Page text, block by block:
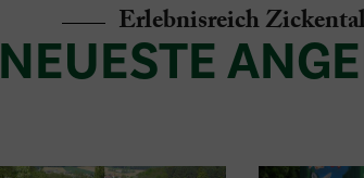
Erlebnisreich
NEUESTE